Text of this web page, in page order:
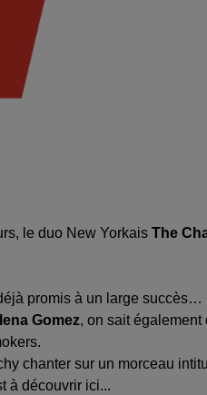
le duo New Yorkais The
promis à un large
Gomez, on sait également
chanter sur un morceau
à découvrir ici...